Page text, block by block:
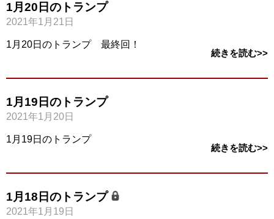
1月20日のトランプ
2021年1月21日
1月20日のトランプ 最終回！
続きを読む>>
1月19日のトランプ
2021年1月20日
1月19日のトランプ
続きを読む>>
1月18日のトランプ
2021年1月19日